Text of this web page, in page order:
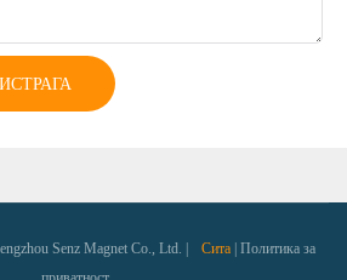
Senz Magnet Co., Ltd. | Сита | Политика за